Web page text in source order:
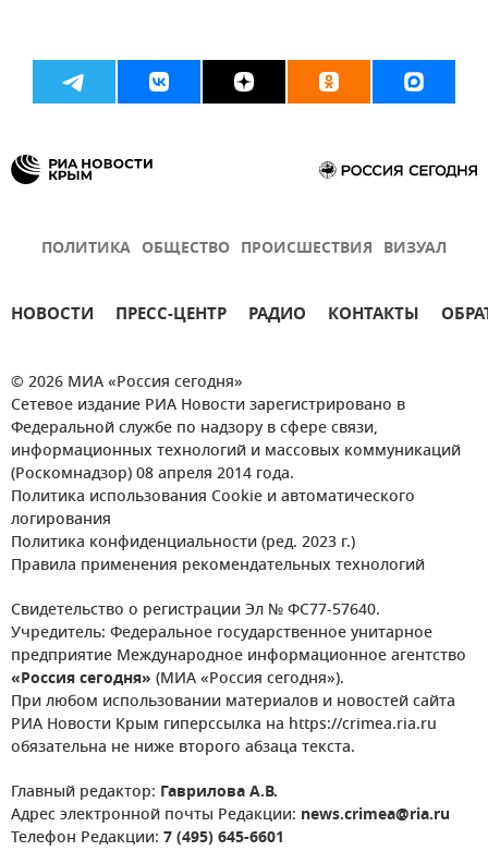
ПОЛИТИКА ОБЩЕСТВО ПРОИСШЕСТВИЯ ВИЗУАЛ
НОВОСТИ ПРЕСС-ЦЕНТР РАДИО КОНТАКТЫ
© 2026 МИА «Россия сегодня»
Сетевое издание РИА Новости зарегистрировано в
Федеральной службе по надзору в сфере связи,
информационных технологий и массовых коммуникаций
(Роскомнадзор) 08 апреля 2014 года.
Политика использования Cookie и автоматического
логирования
Политика конфиденциальности (ред. 2023 г.)
Правила применения рекомендательных технологий
Свидетельство о регистрации Эл № ФС77-57640.
Учредитель: Федеральное государственное унитарное
предприятие Международное информационное агентство
«Россия сегодня» (МИА «Россия сегодня»).
При любом использовании материалов и новостей сайта
РИА Новости Крым гиперссылка на https://crimea.ria.ru
обязательна не ниже второго абзаца текста.
Главный редактор: Гаврилова А.В.
Адрес электронной почты Редакции: news.crimea@ria.ru
Телефон Редакции: 7 (495) 645-6601